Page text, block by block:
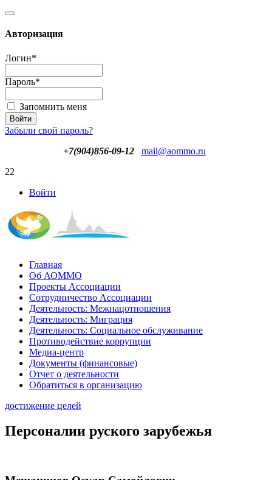
Авторизация
Логин*
Пароль*
Запомнить меня
Забыли свой пароль?
+7(904)856-09-12
mail@aommo.ru
22
Войти
Главная
Об АОММО
Проекты Ассоциации
Сотрудничество Ассоциации
Деятельность: Межнацотношения
Деятельность: Миграция
Деятельность: Социальное обслуживание
Противодействие коррупции
Медиа-центр
Документы (финансовые)
Отчет о деятельности
Обратиться в организацию
достижение целей
Персоналии руского зарубежья